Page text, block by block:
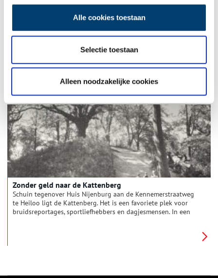
Alle cookies toestaan
Selectie toestaan
Alleen noodzakelijke cookies
Bronstijd in Heiloo definitief vastgesteld
van 2011, voorafgaand aan de bouw, archeologische
onderzoekingen gedaan door Diachron die een nieuw beeld
geven van de bewoningsgeschiedenis van de strandwal
waarop Heiloo is gelegen.
Zonder geld naar de Kattenberg
Schuin tegenover Huis Nijenburg aan de Kennemerstraatweg
te Heiloo ligt de Kattenberg. Het is een favoriete plek voor
bruidsreportages, sportliefhebbers en dagjesmensen. In een